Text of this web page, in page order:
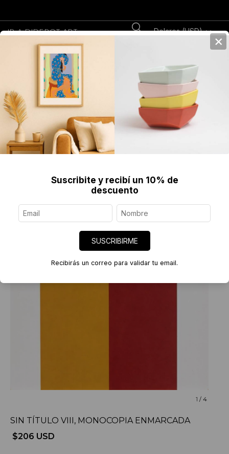
IR A DIDEROT.ART Dolares (USD)
Fine Art Prints > Sin Título VIII, Monocopia Enmarcada
1 /4
SIN TÍTULO VIII, MONOCOPIA ENMARCADA
$206 USD
×
Suscribite y recibí un 10% de
descuento
SUSCRIBIRME
Recibirás un correo para validar tu email.